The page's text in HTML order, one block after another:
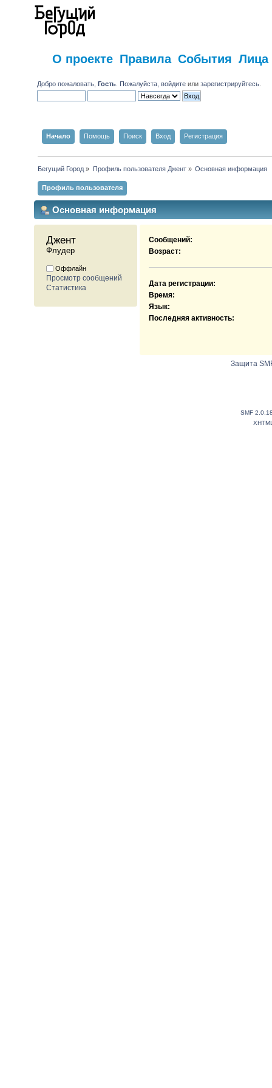
О проекте Правила События Лица
Добро пожаловать,Гость . Пожалуйста,войдите илизарегистрируйтесь
Начало Помощь Поиск Вход Регистрация
Бегущий Город » Профиль пользователя Джент» Основная информация
Профиль пользователя
Основная информация
Джент
Флудер
Оффлайн
Просмотр сообщений
Статистика
Сообщений:
Возраст:
Дата регистрации:
Время:
Язык:
Последняя активность:
Защита
SMF